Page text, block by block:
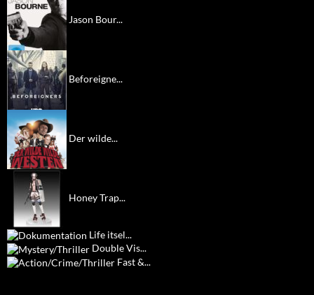
Jason Bour...
Beforeigne...
Der wilde...
Honey Trap...
Life itsel...
Double Vis...
Fast &...